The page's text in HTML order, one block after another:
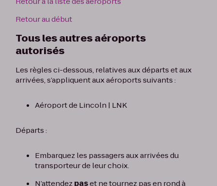
Retour au début
Tous les autres aéroports
autorisés
Les règles ci-dessous, relatives aux départs et aux
arrivées, s’appliquent aux aéroports suivants :
Aéroport de Lincoln | LNK
Départs :
Embarquez les passagers aux arrivées du
transporteur de leur choix.
N’attendez paset ne tournez pas en rond à